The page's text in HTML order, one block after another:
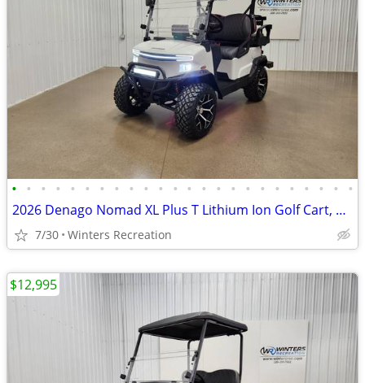
• • • • • • • • • • • • • • • • • • • • • • • •
2026 Denago Nomad XL Plus T Lithium Ion Golf Cart, Matte White
7/30 Winters Recreation
$12,995